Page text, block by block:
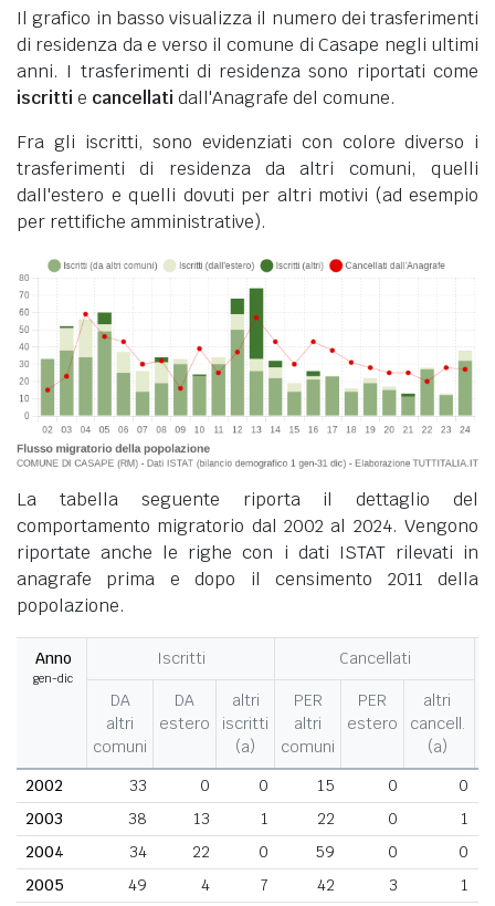
Il grafico in basso visualizza il numero dei trasferimenti
di residenza da e verso il comune di Casape negli ultimi
anni. I trasferimenti di residenza sono riportati come
iscritti e cancellati dall'Anagrafe del comune.
Fra gli iscritti, sono evidenziati con colore diverso i
trasferimenti di residenza da altri comuni, quelli
dall'estero e quelli dovuti per altri motivi (ad esempio
per rettifiche amministrative).
La tabella seguente riporta il dettaglio del
comportamento migratorio dal 2002 al 2024. Vengono
riportate anche le righe con i dati ISTAT rilevati in
anagrafe prima e dopo il censimento 2011 della
popolazione.
Anno
gen-dic
Iscritti
Cancellati
DA
altri
comuni
DA
estero
altri
iscritti
(a)
PER
altri
comuni
PER
estero
altri
cancell.
(a)
2002
33 0 0 15 0
0
2003
38 13 1 22 0
1
2004
34 22 0 59 0
0
2005
49 4 7 42 3
1